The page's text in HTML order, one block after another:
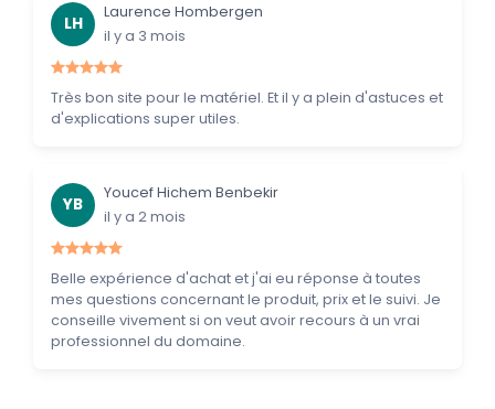
LH
Laurence Hombergen
il y a 3 mois
Très bon site pour le matériel. Et il y a plein d'astuces et
d'explications super utiles.
YB
Youcef Hichem Benbekir
il y a 2 mois
Belle expérience d'achat et j'ai eu réponse à toutes
mes questions concernant le produit, prix et le suivi. Je
conseille vivement si on veut avoir recours à un vrai
professionnel du domaine.